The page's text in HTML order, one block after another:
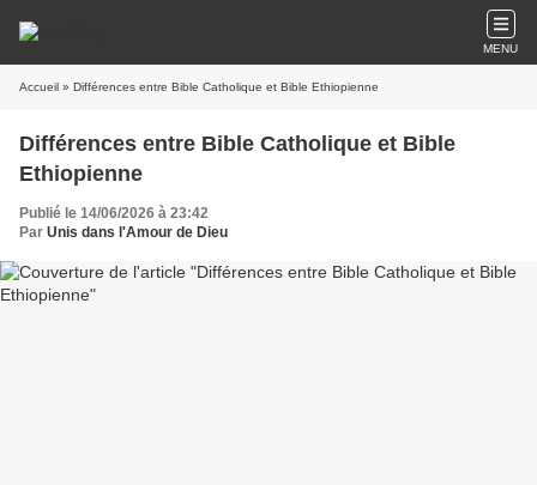
MENU
Accueil » Différences entre Bible Catholique et Bible Ethiopienne
Différences entre Bible Catholique et Bible
Ethiopienne
Publié le 14/06/2026 à 23:42
Par Unis dans l'Amour de Dieu